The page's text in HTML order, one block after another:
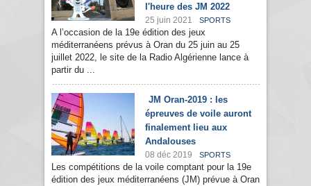
l'heure des JM 2022
25 juin 2021 SPORTS
A l’occasion de la 19e édition des jeux
méditerranéens prévus à Oran du 25 juin au 25
juillet 2022, le site de la Radio Algérienne lance à
partir du ...
JM Oran-2019 : les
épreuves de voile auront
finalement lieu aux
Andalouses
08 déc 2019 SPORTS
Les compétitions de la voile comptant pour la 19e
édition des jeux méditerranéens (JM) prévue à Oran